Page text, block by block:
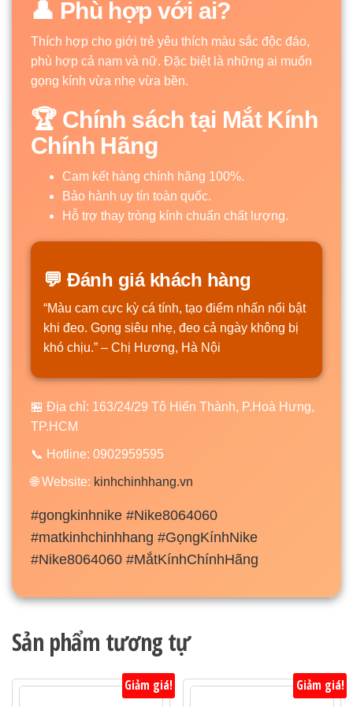
👤 Phù hợp với ai?
Thích hợp cho giới trẻ yêu thích màu sắc độc đáo,
phù hợp cả nam và nữ. Đặc biệt là những ai muốn
gọng kính vừa nhẹ vừa bền.
🏆 Chính sách tại Mắt Kính
Chính Hãng
Cam kết hàng chính hãng 100%.
Bảo hành uy tín toàn quốc.
Hỗ trợ thay tròng kính chuẩn chất lượng.
💬 Đánh giá khách hàng
“Màu cam cực kỳ cá tính, tạo điểm nhấn nổi bật
khi đeo. Gọng siêu nhẹ, đeo cả ngày không bị
khó chịu.” – Chị Hương, Hà Nội
🏪 Địa chỉ: 163/24/29 Tô Hiến Thành, P.Hoà Hưng,
TP.HCM
📞 Hotline: 0902959595
🌐 Website: kinhchinhhang.vn
#gongkinhnike #Nike8064060
#matkinhchinhhang #GọngKínhNike
#Nike8064060 #MắtKínhChínhHãng
Sản phẩm tương tự
Giảm giá! Giảm giá!